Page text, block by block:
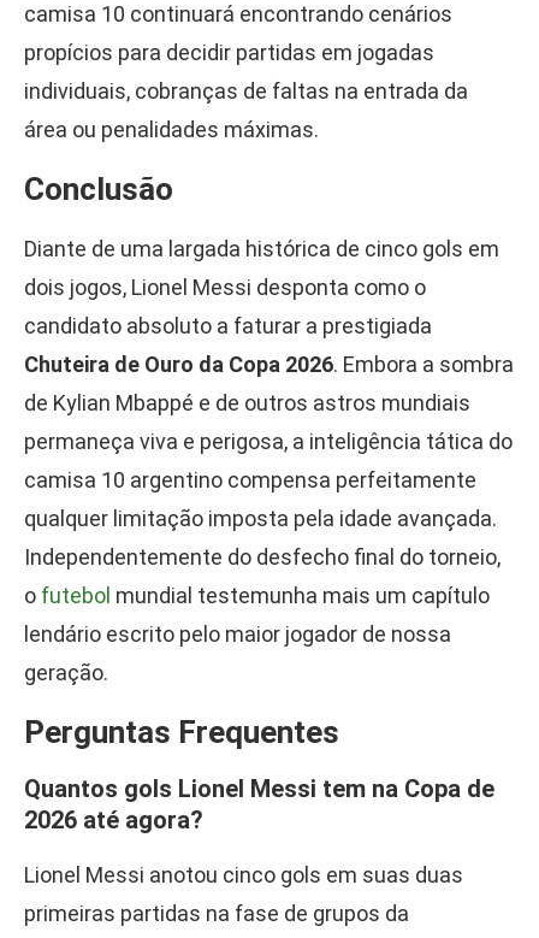
camisa 10 continuará encontrando cenários
propícios para decidir partidas em jogadas
individuais, cobranças de faltas na entrada da
área ou penalidades máximas.
Conclusão
Diante de uma largada histórica de cinco gols em
dois jogos, Lionel Messi desponta como o
candidato absoluto a faturar a prestigiada
Chuteira de Ouro da Copa 2026. Embora a sombra
de Kylian Mbappé e de outros astros mundiais
permaneça viva e perigosa, a inteligência tática do
camisa 10 argentino compensa perfeitamente
qualquer limitação imposta pela idade avançada.
Independentemente do desfecho final do torneio,
o futebol mundial testemunha mais um capítulo
lendário escrito pelo maior jogador de nossa
geração.
Perguntas Frequentes
Quantos gols Lionel Messi tem na Copa de
2026 até agora?
Lionel Messi anotou cinco gols em suas duas
primeiras partidas na fase de grupos da